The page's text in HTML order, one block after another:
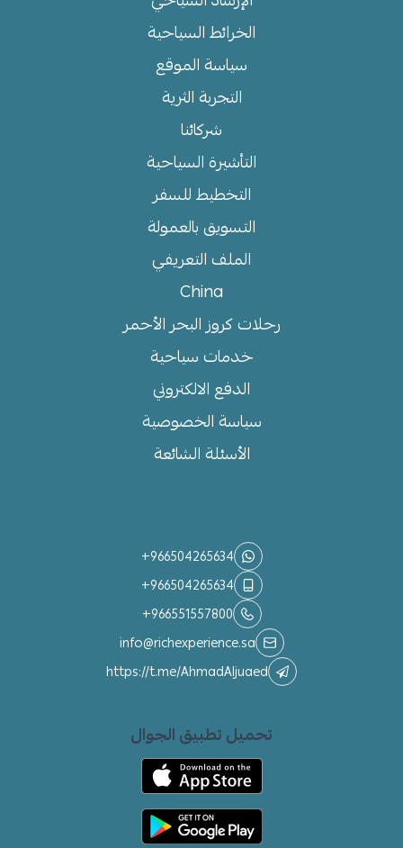
الخرائط السياحية
سياسة الموقع
التجربة الثرية
شركائنا
التأشيرة السياحية
التخطيط للسفر
التسويق بالعمولة
الملف التعريفي
China
رحلات كروز البحر الأحمر
خدمات سياحية
الدفع الالكتروني
سياسة الخصوصية
الأسئلة الشائعة
+966504265634
+966504265634
+966551557800
info@richexperience.sa
https://t.me/AhmadAljuaed
تحميل تطبيق الجوال